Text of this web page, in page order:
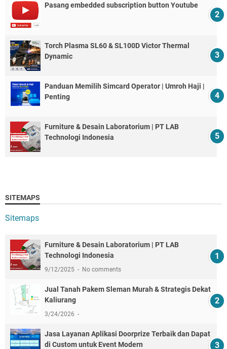
Pasang embedded subscription button Youtube
Torch Plasma SL60 & SL100D Victor Thermal
Dynamic
Panduan Memilih Simcard Operator | Umroh Haji |
Penting
Furniture & Desain Laboratorium | PT LAB
Technologi Indonesia
SITEMAPS
Sitemaps
Furniture & Desain Laboratorium | PT LAB
Technologi Indonesia
9/12/2025 No comments
Jual Tanah Pakem Sleman Murah & Strategis Dekat
Kaliurang
3/24/2026
Jasa Layanan Aplikasi Doorprize Terbaik dan Dapat
di Custom untuk Event Modern